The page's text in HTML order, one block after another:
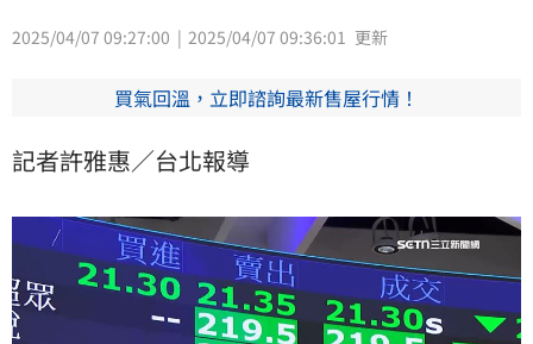
2025/04/07 09:27:00 2025/04/07 09:36:01 更新
買氣回溫，立即諮詢最新售屋行情！
記者許雅惠／台北報導